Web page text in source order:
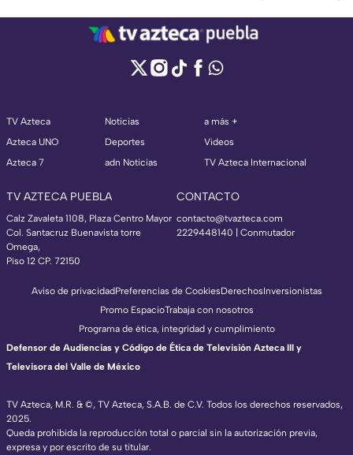
TV Azteca
Azteca UNO
Azteca 7
Noticias
Deportes
adn Noticias
a más +
Videos
TV Azteca Internacional
TV AZTECA PUEBLA
Calz Zavaleta 1108, Plaza Centro Mayor
Col. Santacruz Buenavista torre
Omega,
Piso 12 CP. 72150
CONTACTO
contacto@tvazteca.com
2229448140 | Conmutador
TV Azteca, M.R. & ©, TV Azteca, S.A.B. de C.V. Todos los derechos reservados,
2025.
Queda prohibida la reproducción total o parcial sin la autorización previa,
expresa y por escrito de su titular.
Aviso de privacidadPreferencias de CookiesDerechosInversionistas
Promo EspacioTrabaja con nosotros
Programa de ética, integridad y cumplimiento
Defensor de Audiencias y Código de Ética de Televisión Azteca III y
Televisora del Valle de México